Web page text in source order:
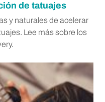
de tatuajes
y naturales de acelerar
Lee más sobre los